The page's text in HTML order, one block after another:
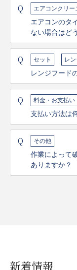
Q エアコンクリー
エアコンのタ
ない場合はど
Q セット レ
レンジフード
Q 料金・お支払い
支払い方法は
Q その他
作業によって
ありますか？
新着情報